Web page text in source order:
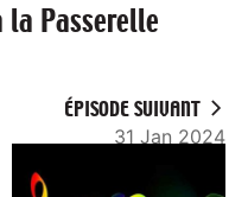
Passerelle
ÉPISODE SUIVANT
31 Jan 2024